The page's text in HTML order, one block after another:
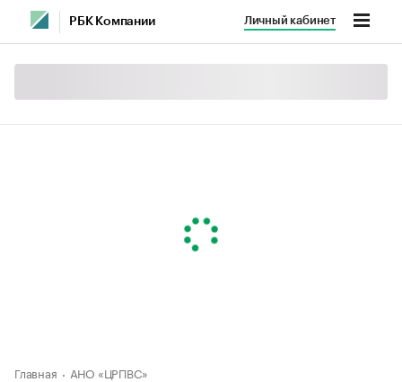
РБК Компании Личный кабинет
Главная АНО «ЦРПВС»